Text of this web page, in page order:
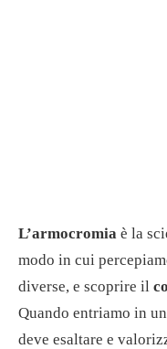
L’armocromia è la
modo in cui
diverse, e scoprire il
Quando entriamo in
deve esaltare e